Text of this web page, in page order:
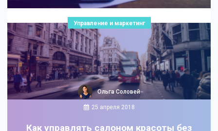
Управление и маркетинг
Ольга Соловей
25 апреля 2018
Как управлять салоном красоты без